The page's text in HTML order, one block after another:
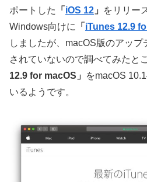
ポートした
「 iOS 12 」
をリリー
Windows向けに
「 iTunes 12.9
しましたが、macOS版のアッ
されていないので調べてみたと
12.9 for macOS」
をmacOS
いるようです。